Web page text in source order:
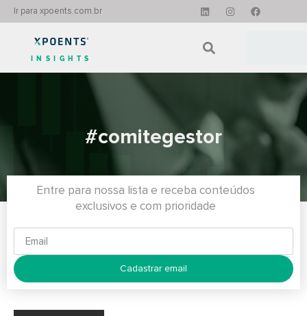
Ir para xpoents.com.br
INSIGHTS
#comitegestor
Entre para nossa lista e receba conteúdos
exclusivos e com prioridade
Cadastrar email